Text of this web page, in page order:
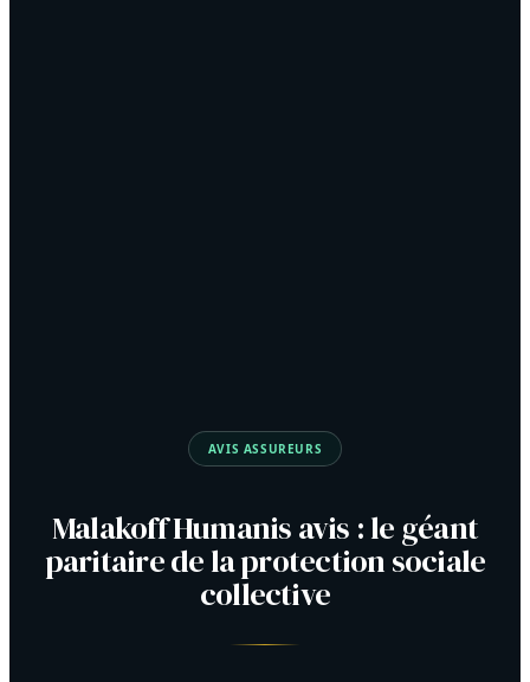
AVIS ASSUREURS
Malakoff Humanis avis : le géant
paritaire de la protection sociale
collective